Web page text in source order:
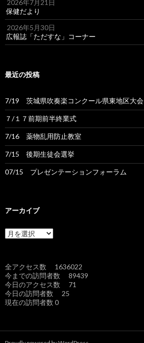
2026年7月21日
保健だより
2026年5月30日
広報誌「ただすな」コーナー
最近の投稿
7/19 茨城県吹奏楽コンクール県東地区大会
７/１７前期前半終業式
7/16 薬物乱用防止教室
7/15 後期生徒会選挙
07/15 プレゼンテーションフォーラム
アーカイブ
ア
ー
ブ
全アクセス数 1636022
今までの訪問者数 89439
今日のアクセス数 71
今日の訪問者数 25
現在の訪問者数 0